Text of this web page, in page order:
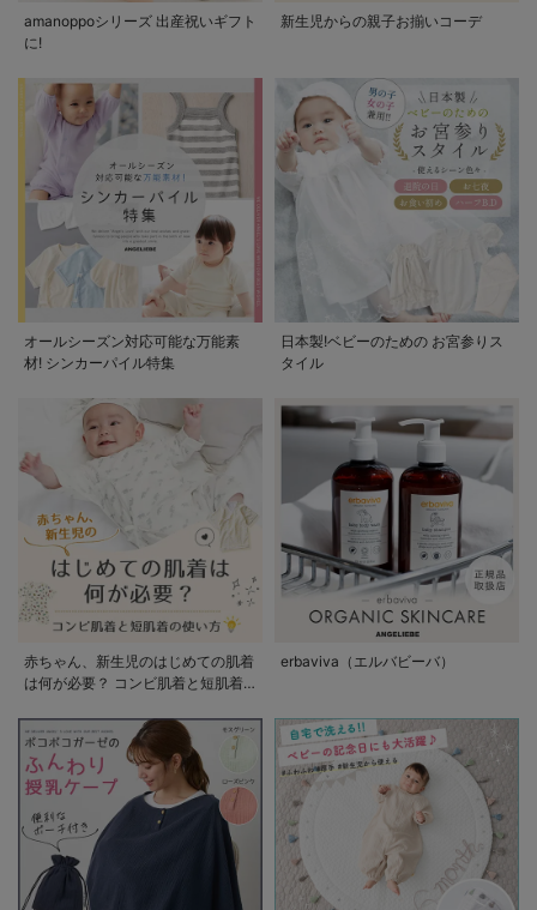
amanoppoシリーズ 出産祝いギフト
に!
新生児からの親子お揃いコーデ
オールシーズン対応可能な万能素
材! シンカーパイル特集
日本製!ベビーのための お宮参りス
タイル
赤ちゃん、新生児のはじめての肌着
は何が必要？ コンビ肌着と短肌着
erbaviva（エルバビーバ）